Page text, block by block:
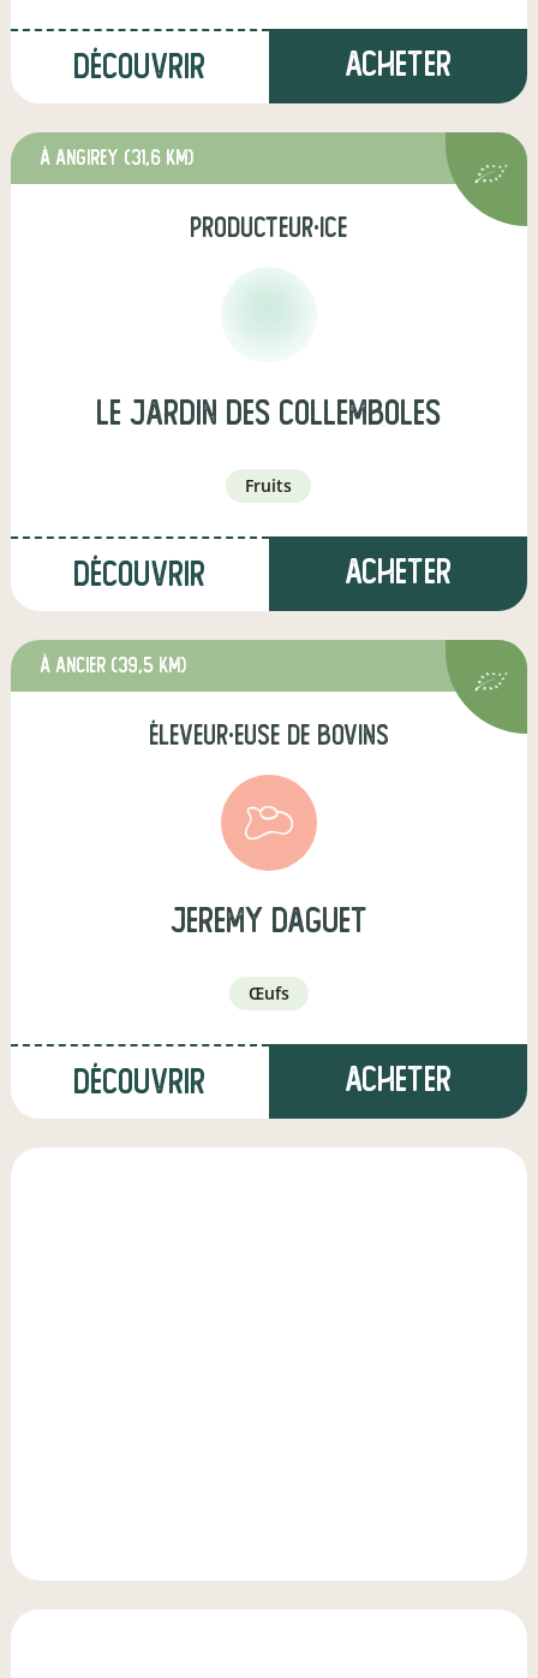
Découvrir Acheter
à Angirey (31,6 km)
producteur·ice
le jardin des collemboles
fruits
Découvrir Acheter
à Ancier (39,5 km)
éleveur·euse de bovins
jeremy daguet
œufs
Découvrir Acheter